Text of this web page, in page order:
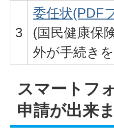
3
委任状(PDF
(国民健康保
外が手続き
スマートフ
申請が出来